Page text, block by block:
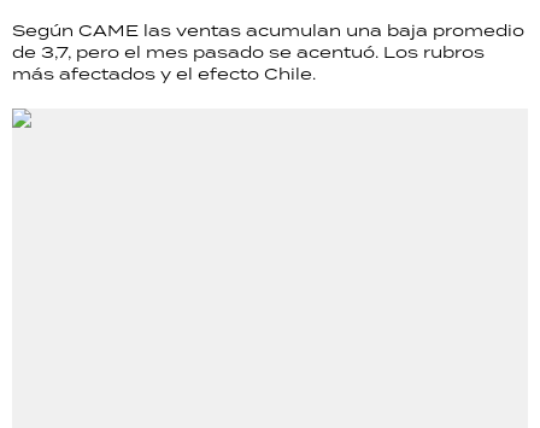
Según CAME las ventas acumulan una baja promedio
de 3,7, pero el mes pasado se acentuó. Los rubros
más afectados y el efecto Chile.